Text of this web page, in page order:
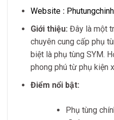
Website:
Giới thiệu: Đây là một
chuyên cung cấp phụ
biệt là phụ tùng SYM.
phong phú từ phụ kiện
Điểm nổi bật:
Phụ tùng